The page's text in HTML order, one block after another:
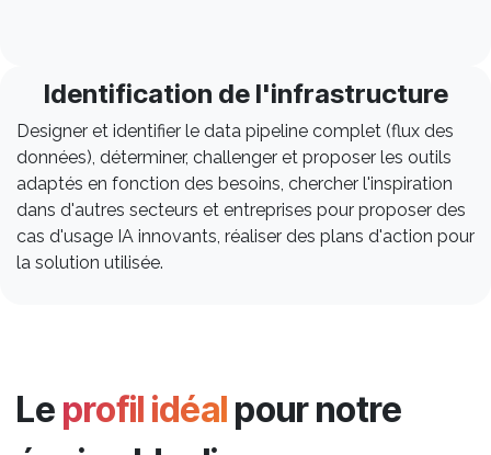
Identification de l'infrastructure
Designer et identifier le data pipeline complet (flux des
données), déterminer, challenger et proposer les outils
adaptés en fonction des besoins, chercher l'inspiration
dans d'autres secteurs et entreprises pour proposer des
cas d'usage IA innovants, réaliser des plans d'action pour
la solution utilisée.
Le profil idéal pour notre